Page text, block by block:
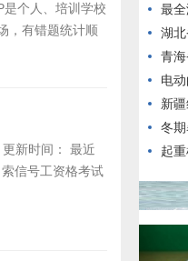
个人、培训学校
，有错题统计顺
新时间： 最近
信号工资格考试
最全
湖
青
电动的起
新疆
冬期暴(
起重机置